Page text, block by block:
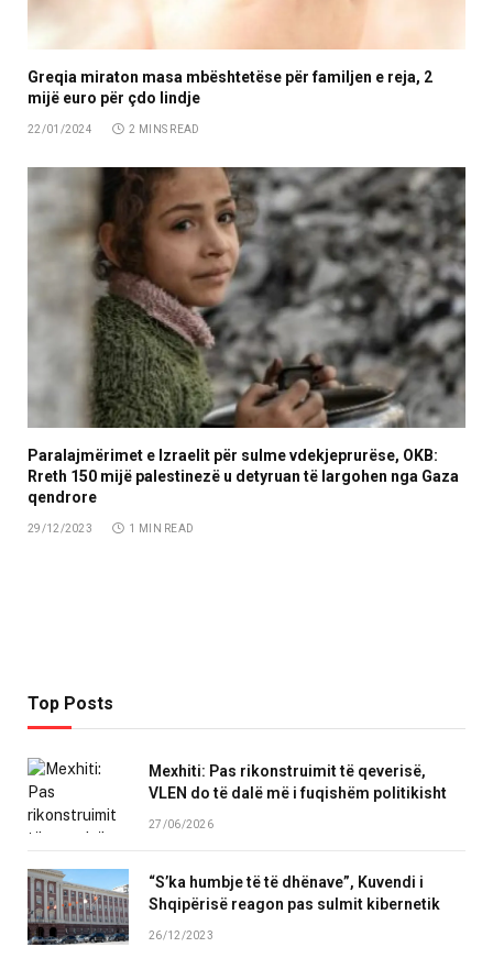
Greqia miraton masa mbështetëse për familjen e reja, 2
mijë euro për çdo lindje
22/01/2024 2 MINS READ
Paralajmërimet e Izraelit për sulme vdekjeprurëse, OKB:
Rreth 150 mijë palestinezë u detyruan të largohen nga Gaza
qendrore
29/12/2023 1 MIN READ
Top Posts
Mexhiti: Pas rikonstruimit të qeverisë,
VLEN do të dalë më i fuqishëm politikisht
27/06/2026
“S’ka humbje të të dhënave”, Kuvendi i
Shqipërisë reagon pas sulmit kibernetik
26/12/2023